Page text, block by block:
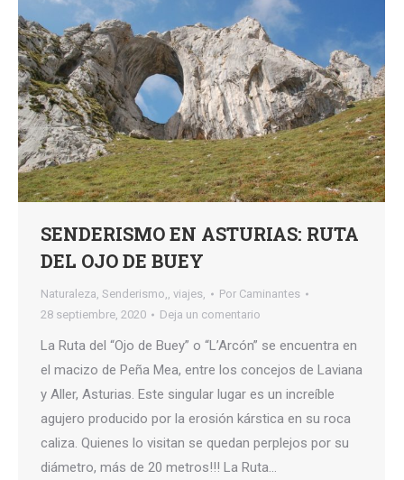
SENDERISMO EN ASTURIAS: RUTA
DEL OJO DE BUEY
Naturaleza, Senderismo,, viajes, Por Caminantes
28 septiembre, 2020
Deja un comentario
La Ruta del “Ojo de Buey” o “L’Arcón” se encuentra en
el macizo de Peña Mea, entre los concejos de Laviana
y Aller, Asturias. Este singular lugar es un increíble
agujero producido por la erosión kárstica en su roca
caliza. Quienes lo visitan se quedan perplejos por su
diámetro, más de 20 metros!!! La Ruta…